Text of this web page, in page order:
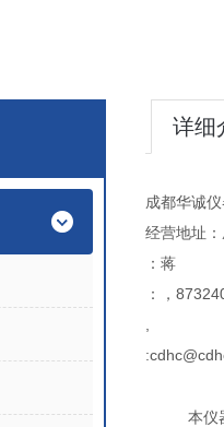
详细
成都华诚
经营地址
：蒋
：，
本仪